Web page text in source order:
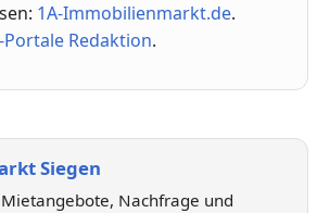
1A-Immobilienmarkt.de.
Portale Redaktion.
Siegen
Nachfrage und